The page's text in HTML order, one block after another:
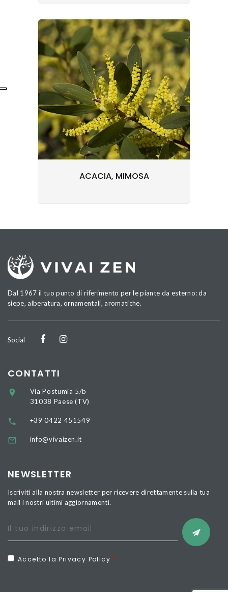
ACACIA, MIMOSA
Dal 1967 il tuo punto di riferimento per le piante da esterno: da
siepe, alberatura, ornamentali, aromatiche.
Social
CONTATTI
Via Postumia 5/b
31038 Paese (TV)
+39 0422 451549
info@vivaizen.it
NEWSLETTER
Iscriviti alla nostra newsletter per ricevere direttamente sulla tua
mail i nostri ultimi aggiornamenti.
Accetto la Privacy Policy